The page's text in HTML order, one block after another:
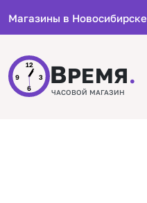
Магазины в Новосибирске
12
3
6
9 ВРЕМЯ.
ЧАСОВОЙ МАГАЗИН